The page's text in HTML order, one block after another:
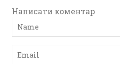
Написати коментар